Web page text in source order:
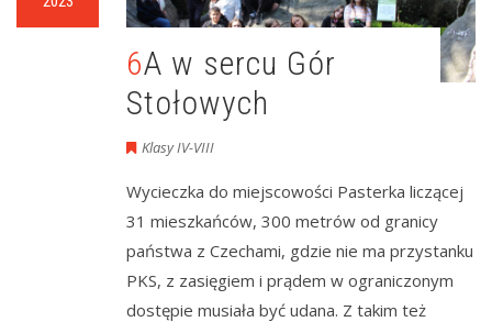
6A w sercu Gór
Stołowych
Klasy IV-VIII
Wycieczka do miejscowości Pasterka liczącej
31 mieszkańców, 300 metrów od granicy
państwa z Czechami, gdzie nie ma przystanku
PKS, z zasięgiem i prądem w ograniczonym
dostępie musiała być udana. Z takim też